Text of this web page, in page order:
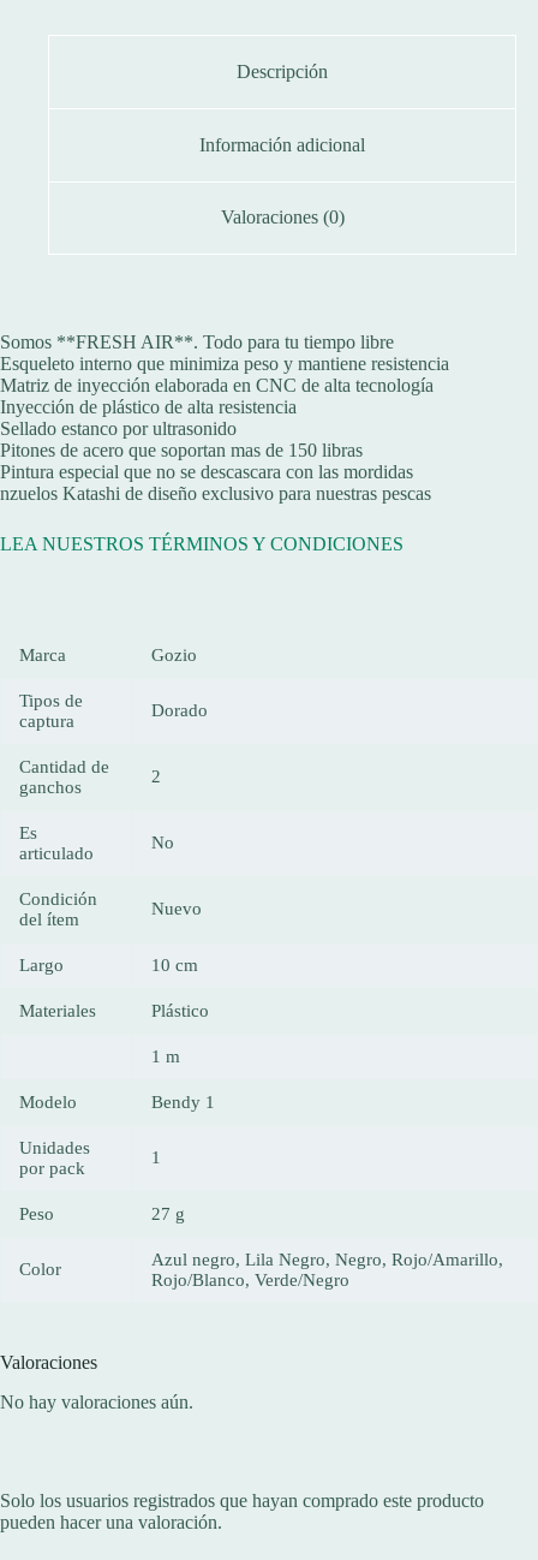
Descripción
Información adicional
Valoraciones (0)
Somos **FRESH AIR**. Todo para tu tiempo libre
Esqueleto interno que minimiza peso y mantiene resistencia
Matriz de inyección elaborada en CNC de alta tecnología
Inyección de plástico de alta resistencia
Sellado estanco por ultrasonido
Pitones de acero que soportan mas de 150 libras
Pintura especial que no se descascara con las mordidas
nzuelos Katashi de diseño exclusivo para nuestras pescas
LEA NUESTROS TÉRMINOS Y CONDICIONES
Marca Gozio
Tipos de
captura
Dorado
Cantidad de
ganchos
2
Es
articulado
No
Condición
del ítem
Nuevo
Largo 10 cm
Materiales Plástico
1 m
Modelo Bendy 1
Unidades
por pack
1
Peso 27 g
Color
Azul negro, Lila Negro, Negro, Rojo/Amarillo,
Rojo/Blanco, Verde/Negro
Valoraciones
No hay valoraciones aún.
Solo los usuarios registrados que hayan comprado este producto
pueden hacer una valoración.